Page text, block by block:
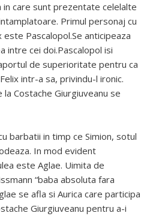
care sunt prezentate celelalte
Primul personaj cu
Pascalopol.Se anticipeaza
intre cei doi.Pascalopol isi
de superioritate pentru ca
intr-a sa, privindu-l ironic.
Costache Giurgiuveanu se
barbatii in timp ce Simion, sotul
In mod evident
este Aglae. Uimita de
“baba absoluta fara
se afla si Aurica care participa
Giurgiuveanu pentru a-i